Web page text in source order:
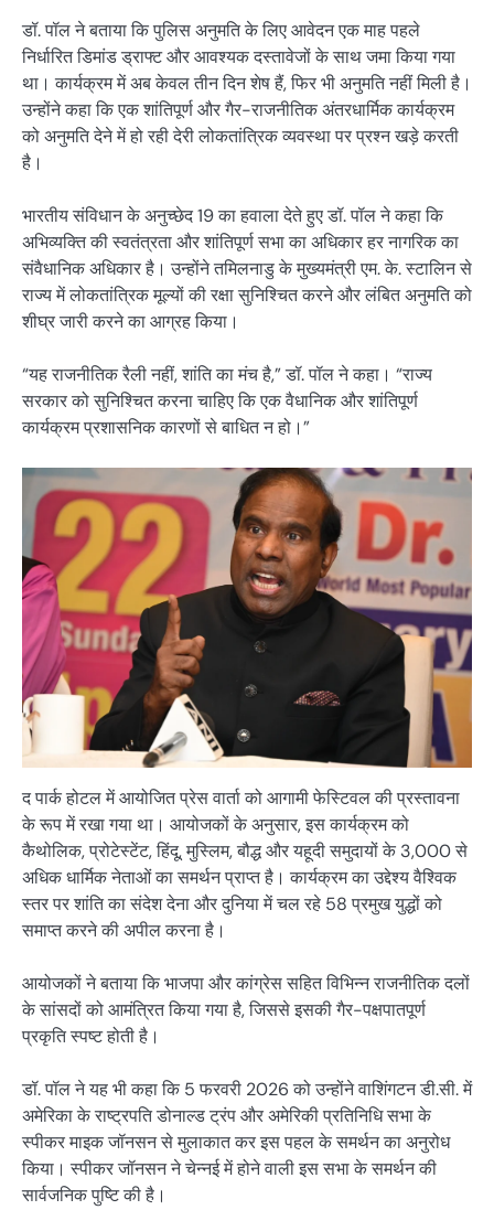
डॉ. पॉल ने बताया कि पुलिस अनुमति के लिए आवेदन एक माह पहले
निर्धारित डिमांड ड्राफ्ट और आवश्यक दस्तावेजों के साथ जमा किया गया
था। कार्यक्रम में अब केवल तीन दिन शेष हैं, फिर भी अनुमति नहीं मिली है।
उन्होंने कहा कि एक शांतिपूर्ण और गैर-राजनीतिक अंतरधार्मिक कार्यक्रम
को अनुमति देने में हो रही देरी लोकतांत्रिक व्यवस्था पर प्रश्न खड़े करती
है।
भारतीय संविधान के अनुच्छेद 19 का हवाला देते हुए डॉ. पॉल ने कहा कि
अभिव्यक्ति की स्वतंत्रता और शांतिपूर्ण सभा का अधिकार हर नागरिक का
संवैधानिक अधिकार है। उन्होंने तमिलनाडु के मुख्यमंत्री एम. के. स्टालिन से
राज्य में लोकतांत्रिक मूल्यों की रक्षा सुनिश्चित करने और लंबित अनुमति को
शीघ्र जारी करने का आग्रह किया।
“यह राजनीतिक रैली नहीं, शांति का मंच है,” डॉ. पॉल ने कहा। “राज्य
सरकार को सुनिश्चित करना चाहिए कि एक वैधानिक और शांतिपूर्ण
कार्यक्रम प्रशासनिक कारणों से बाधित न हो।”
द पार्क होटल में आयोजित प्रेस वार्ता को आगामी फेस्टिवल की प्रस्तावना
के रूप में रखा गया था। आयोजकों के अनुसार, इस कार्यक्रम को
कैथोलिक, प्रोटेस्टेंट, हिंदू, मुस्लिम, बौद्ध और यहूदी समुदायों के 3,000 से
अधिक धार्मिक नेताओं का समर्थन प्राप्त है। कार्यक्रम का उद्देश्य वैश्विक
स्तर पर शांति का संदेश देना और दुनिया में चल रहे 58 प्रमुख युद्धों को
समाप्त करने की अपील करना है।
आयोजकों ने बताया कि भाजपा और कांग्रेस सहित विभिन्न राजनीतिक दलों
के सांसदों को आमंत्रित किया गया है, जिससे इसकी गैर-पक्षपातपूर्ण
प्रकृति स्पष्ट होती है।
डॉ. पॉल ने यह भी कहा कि 5 फरवरी 2026 को उन्होंने वाशिंगटन डी.सी. में
अमेरिका के राष्ट्रपति डोनाल्ड ट्रंप और अमेरिकी प्रतिनिधि सभा के
स्पीकर माइक जॉनसन से मुलाकात कर इस पहल के समर्थन का अनुरोध
किया। स्पीकर जॉनसन ने चेन्नई में होने वाली इस सभा के समर्थन की
सार्वजनिक पुष्टि की है।